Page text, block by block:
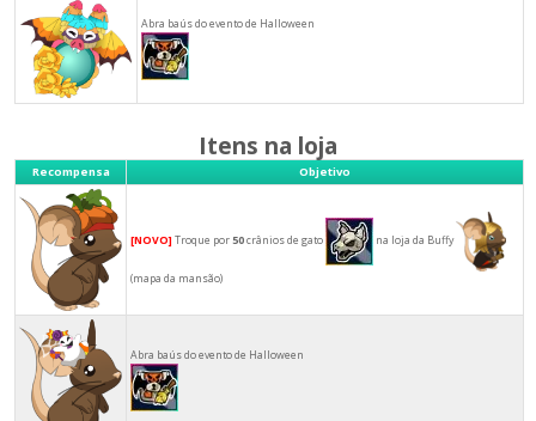
Abra baús do evento de Halloween
Itens na loja
Recompensa Objetivo
[NOVO] Troque por50crânios de gato na loja da Buffy
(mapa da mansão)
Abra baús do evento de Halloween